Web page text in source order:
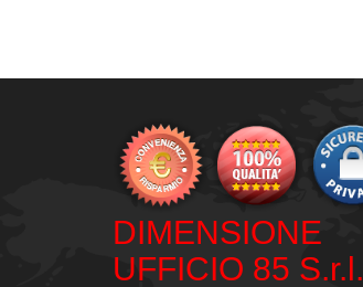
DIMENSIONE
UFFICIO 85 S.r.l.